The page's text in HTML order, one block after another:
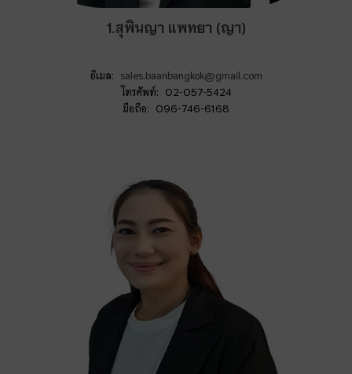
1.สุพินญา แพทยา (ญา)
อีเมล: sales.baanbangkok@gmail.com
โทรศัพท์: 02-057-5424
มือถือ: 096-746-6168